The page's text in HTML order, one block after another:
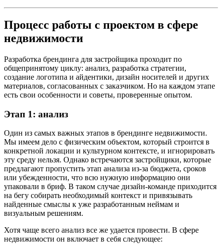
Процесс работы с проектом в сфере
недвижимости
Разработка брендинга для застройщика проходит по
общепринятому циклу: анализ, разработка стратегии,
создание логотипа и айдентики, дизайн носителей и других
материалов, согласованных с заказчиком. Но на каждом этапе
есть свои особенности и советы, проверенные опытом.
Этап 1: анализ
Один из самых важных этапов в брендинге недвижимости.
Мы имеем дело с физическим объектом, который строится в
конкретной локации и культурном контексте, и игнорировать
эту среду нельзя. Однако встречаются застройщики, которые
предлагают пропустить этап анализа из-за бюджета, сроков
или убежденности, что всю нужную информацию они
упаковали в бриф. В таком случае дизайн-команде приходится
на бегу собирать необходимый контекст и привязывать
найденные смыслы к уже разработанным неймам и
визуальным решениям.
Хотя чаще всего анализ все же удается провести. В сфере
недвижимости он включает в себя следующее: